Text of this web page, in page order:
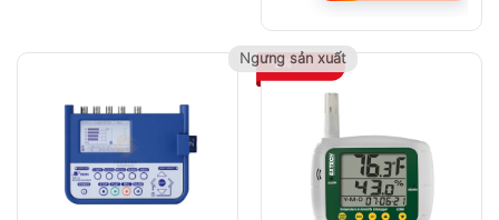
-2%
Ngưng sản xuất